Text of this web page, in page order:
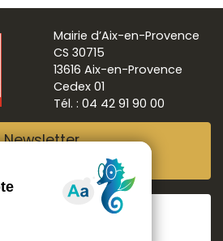
Mairie d’Aix-en-Provence
CS 30715
13616 Aix-en-Provence
Cedex 01
Tél. : 04 42 91 90 00
Newsletter
Aix ma ville